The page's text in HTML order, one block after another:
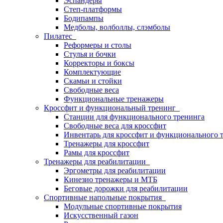
Степ-платформы
Бодипампы
Медболы, волболлы, слэмболы
Пилатес
Реформеры и столы
Стулья и бочки
Корректоры и боксы
Комплектующие
Скамьи и стойки
Свободные веса
Функциональные тренажеры
Кроссфит и функциональный тренинг
Станции для функционального тренинга
Свободные веса для кроссфит
Инвентарь для кроссфит и функционального
Тренажеры для кроссфит
Рамы для кроссфит
Тренажеры для реабилитации
Эргометры для реабилитации
Кинезио тренажеры и МТБ
Беговые дорожки для реабилитации
Спортивные напольные покрытия
Модульные спортивные покрытия
Искусственный газон